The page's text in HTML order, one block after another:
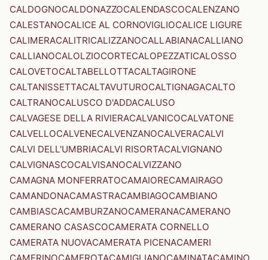
CALDOGNOCALDONAZZOCALENDASCOCALENZANO
CALESTANOCALICE AL CORNOVIGLIOCALICE LIGURE
CALIMERACALITRICALIZZANOCALLABIANACALLIANO
CALLIANOCALOLZIOCORTECALOPEZZATICALOSSO
CALOVETOCALTABELLOTTACALTAGIRONE
CALTANISSETTACALTAVUTUROCALTIGNAGACALTO
CALTRANOCALUSCO D'ADDACALUSO
CALVAGESE DELLA RIVIERACALVANICOCALVATONE
CALVELLOCALVENECALVENZANOCALVERACALVI
CALVI DELL'UMBRIACALVI RISORTACALVIGNANO
CALVIGNASCOCALVISANOCALVIZZANO
CAMAGNA MONFERRATOCAMAIORECAMAIRAGO
CAMANDONACAMASTRACAMBIAGOCAMBIANO
CAMBIASCACAMBURZANOCAMERANACAMERANO
CAMERANO CASASCOCAMERATA CORNELLO
CAMERATA NUOVACAMERATA PICENACAMERI